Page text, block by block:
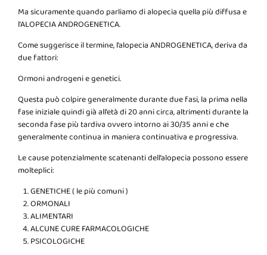
Ma sicuramente quando parliamo di alopecia quella più diffusa e
l’ALOPECIA ANDROGENETICA.
Come suggerisce il termine, l’alopecia ANDROGENETICA, deriva da
due fattori:
Ormoni androgeni e genetici.
Questa può colpire generalmente durante due fasi, la prima nella
fase iniziale quindi già all’età di 20 anni circa, altrimenti durante la
seconda fase più tardiva ovvero intorno ai 30/35 anni e che
generalmente continua in maniera continuativa e progressiva.
Le cause potenzialmente scatenanti dell’alopecia possono essere
molteplici:
GENETICHE ( le più comuni )
ORMONALI
ALIMENTARI
ALCUNE CURE FARMACOLOGICHE
PSICOLOGICHE